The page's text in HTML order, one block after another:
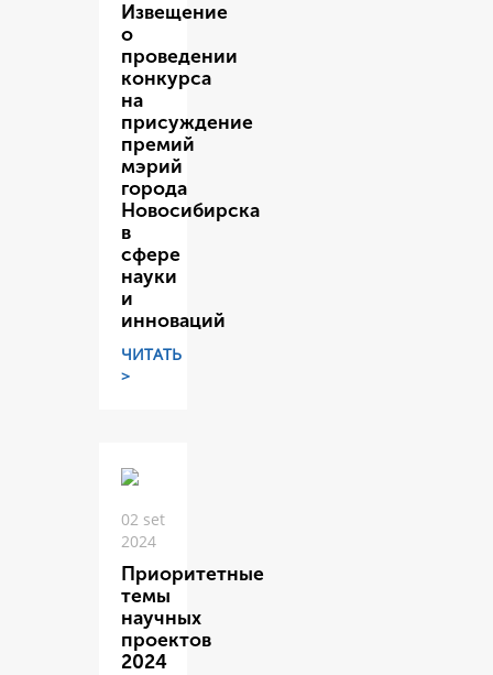
Извещение
о
проведении
конкурса
на
присуждение
премий
мэрий
города
Новосибирска
в
сфере
науки
и
инноваций
ЧИТАТЬ
>
02 set
2024
Приоритетные
темы
научных
проектов
2024